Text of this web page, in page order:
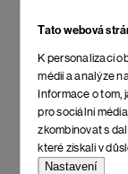
Tato webová
K personalizaci
médií a analýze
Informace o tom,
pro sociální
zkombinovat s
které získali v
Nastavení